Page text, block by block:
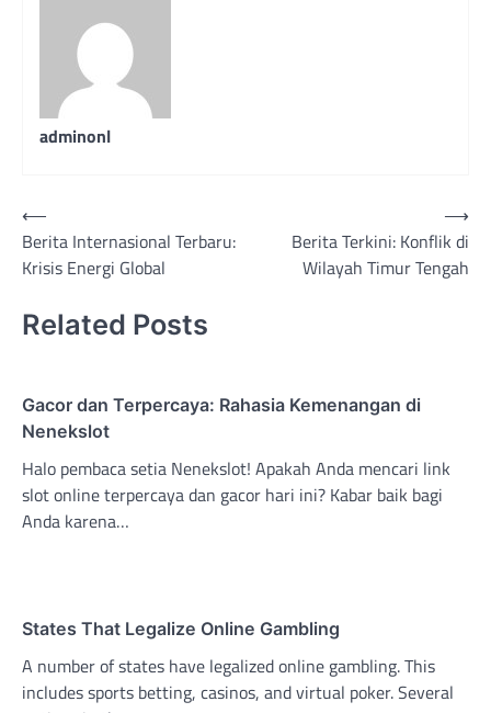
adminonl
Post
navigation
⟵
Berita Internasional Terbaru:
Krisis Energi Global
Berita Terkini: Konflik di
Wilayah Timur Tengah
⟶
Related Posts
Gacor dan Terpercaya: Rahasia Kemenangan di
Nenekslot
Halo pembaca setia Nenekslot! Apakah Anda mencari link
slot online terpercaya dan gacor hari ini? Kabar baik bagi
Anda karena…
States That Legalize Online Gambling
A number of states have legalized online gambling. This
includes sports betting, casinos, and virtual poker. Several